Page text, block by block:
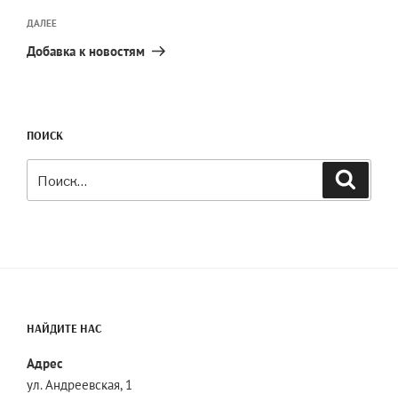
Следующая
запись
ДАЛЕЕ
Добавка к новостям
ПОИСК
НАЙДИТЕ НАС
Адрес
ул. Андреевская, 1